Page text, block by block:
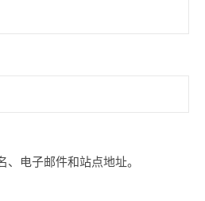
电子邮件和站点地址。